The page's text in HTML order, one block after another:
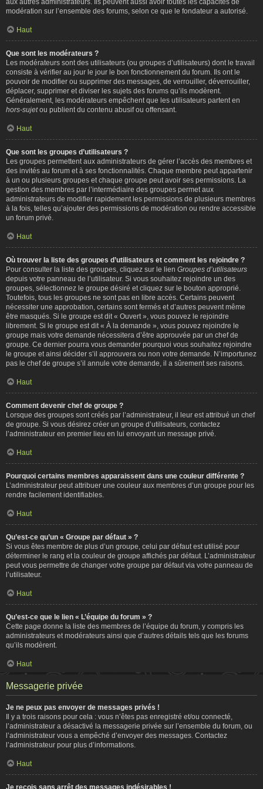
modération sur l’ensemble des forums, selon ce que le fondateur a autorisé.
Haut
Que sont les modérateurs ?
Les modérateurs sont des utilisateurs (ou groupes d’utilisateurs) dont le travail
consiste à vérifier au jour le jour le bon fonctionnement du forum. Ils ont le
pouvoir de modifier ou supprimer des messages, de verrouiller, déverrouiller,
déplacer, supprimer et diviser les sujets des forums qu’ils modèrent.
Généralement, les modérateurs empêchent que les utilisateurs partent en
hors-sujetou publient du contenu abusif ou offensant.
Haut
Que sont les groupes d’utilisateurs ?
Les groupes permettent aux administrateurs de gérer l’accès des membres et
des invités au forum et à ses fonctionnalités. Chaque membre peut appartenir
à un ou plusieurs groupes et chaque groupe peut avoir ses permissions. La
gestion des membres par l’intermédiaire des groupes permet aux
administrateurs de modifier rapidement les permissions de plusieurs membres
à la fois, telles qu’ajouter des permissions de modération ou rendre accessible
un forum privé.
Haut
Où trouver la liste des groupes d’utilisateurs et comment les rejoindre ?
Pour consulter la liste des groupes, cliquez sur le lien Groupes d’utilisateurs
depuis votre panneau de l’utilisateur. Si vous souhaitez rejoindre un des
groupes, sélectionnez le groupe désiré et cliquez sur le bouton approprié.
Toutefois, tous les groupes ne sont pas en libre accès. Certains peuvent
nécessiter une approbation, certains sont fermés et d’autres peuvent même
être masqués. Si le groupe est dit « Ouvert », vous pouvez le rejoindre
librement. Si le groupe est dit « À la demande », vous pouvez rejoindre le
groupe mais votre demande nécessitera d’être approuvée par un chef de
groupe. Ce dernier pourra vous demander pourquoi vous souhaitez rejoindre
le groupe et ainsi décider s’il approuvera ou non votre demande. N’importunez
pas le chef de groupe s’il annule votre demande, il a sûrement ses raisons.
Haut
Comment devenir chef de groupe ?
Lorsque des groupes sont créés par l’administrateur, il leur est attribué un chef
de groupe. Si vous désirez créer un groupe d’utilisateurs, contactez
l’administrateur en premier lieu en lui envoyant un message privé.
Haut
Pourquoi certains membres apparaissent dans une couleur différente ?
L’administrateur peut attribuer une couleur aux membres d’un groupe pour les
rendre facilement identifiables.
Haut
Qu’est-ce qu’un « Groupe par défaut » ?
Si vous êtes membre de plus d’un groupe, celui par défaut est utilisé pour
déterminer le rang et la couleur de groupe affichés par défaut. L’administrateur
peut vous permettre de changer votre groupe par défaut via votre panneau de
l’utilisateur.
Haut
Qu’est-ce que le lien « L’équipe du forum » ?
Cette page donne la liste des membres de l’équipe du forum, y compris les
administrateurs et modérateurs ainsi que d’autres détails tels que les forums
qu’ils modèrent.
Haut
Messagerie privée
Je ne peux pas envoyer de messages privés !
Il y a trois raisons pour cela : vous n’êtes pas enregistré et/ou connecté,
l’administrateur a désactivé la messagerie privée sur l’ensemble du forum, ou
l’administrateur vous a empêché d’envoyer des messages. Contactez
l’administrateur pour plus d’informations.
Haut
Je reçois sans arrêt des messages indésirables !